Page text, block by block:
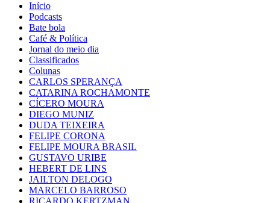
Início
Podcasts
Bate bola
Café & Política
Jornal do meio dia
Classificados
Colunas
CARLOS SPERANÇA
CATARINA ROCHAMONTE
CÍCERO MOURA
DIEGO MUNIZ
DUDA TEIXEIRA
FELIPE CORONA
FELIPE MOURA BRASIL
GUSTAVO URIBE
HEBERT DE LINS
JAILTON DELOGO
MARCELO BARROSO